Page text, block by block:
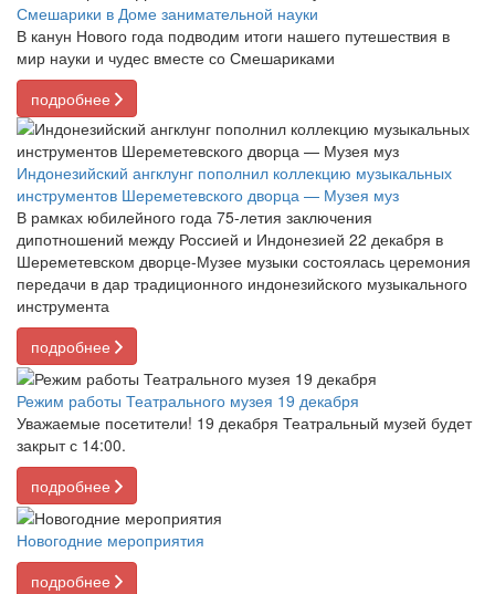
Смешарики в Доме занимательной науки
В канун Нового года подводим итоги нашего путешествия в
мир науки и чудес вместе со Смешариками
подробнее
Индонезийский ангклунг пополнил коллекцию музыкальных
инструментов Шереметевского дворца — Музея муз
В рамках юбилейного года 75-летия заключения
дипотношений между Россией и Индонезией 22 декабря в
Шереметевском дворце-Музее музыки состоялась церемония
передачи в дар традиционного индонезийского музыкального
инструмента
подробнее
Режим работы Театрального музея 19 декабря
Уважаемые посетители! 19 декабря Театральный музей будет
закрыт с 14:00.
подробнее
Новогодние мероприятия
подробнее